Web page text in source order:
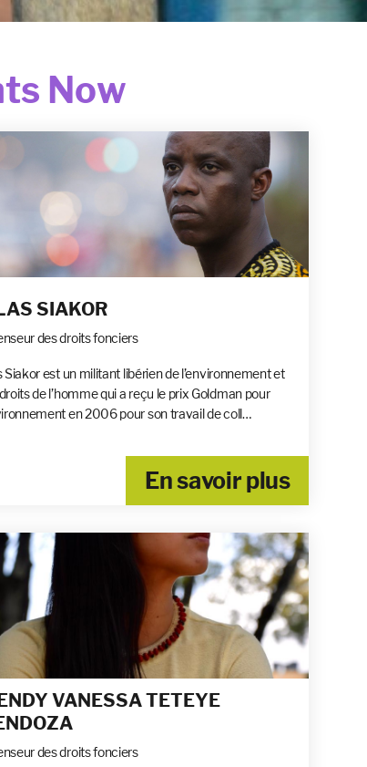
Now
SIAKOR
des droits fonciers
Siakor est un militant libérien de l’environnement et
de l’homme qui a reçu le prix Goldman pour
en 2006 pour son travail de coll…
En savoir plus
VANESSA TETEYE
des droits fonciers